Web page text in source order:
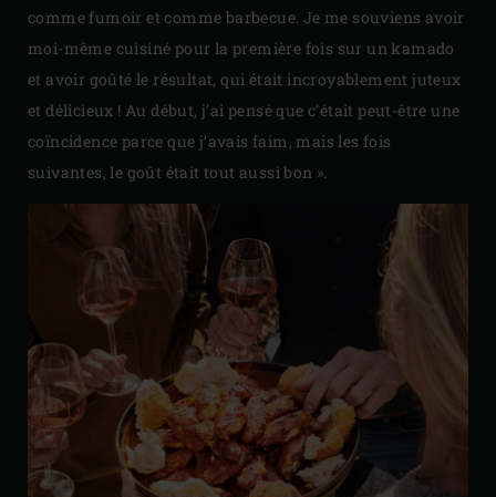
comme fumoir et comme barbecue. Je me souviens avoir
moi-même cuisiné pour la première fois sur un kamado
et avoir goûté le résultat, qui était incroyablement juteux
et délicieux ! Au début, j’ai pensé que c’était peut-être une
coïncidence parce que j’avais faim, mais les fois
suivantes, le goût était tout aussi bon ».